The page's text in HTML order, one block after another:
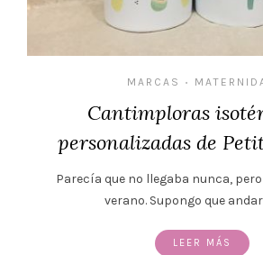
MARCAS •
Cantimploras
personalizadas de
Parecía que no llegaba nunca,
verano. Supongo que
LEER MÁS